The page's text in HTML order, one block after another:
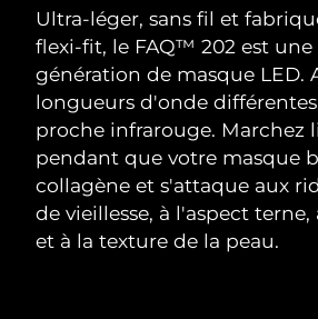
Ultra-léger, sans fil et
flexi-fit, le FAQ™ 202 est
génération de masque LED.
longueurs d'onde
proche infrarouge. Marchez
pendant que votre masque
collagène et s'attaque aux
de vieillesse, à l'aspect
et à la texture de la peau.
Anti-aging massage
LUNA™ 4 Plus
Massage, LED heating
LUNA™ 4 Men
For men, anti-aging
Microcurrent toning
BEAR™ 2 go
Microcurrent toning
BEAR™ 2 eyes
Microcurrent line
Hydratation
UFO™ 3 coffret
Deep facial hydration
UFO™ 3 LED
Near-infrared and red
Soin
issa™ 4
Hybrid silicone sonic
issa™ 4 plus
FAQ™ TRAITEMENT
NEW
Bermudes
Bosnie-Herzégovine
Brunei
Bulgarie
Canada